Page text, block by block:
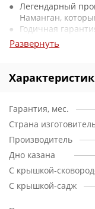
Легендарный
Наманган,
Годичная
Тандем
максимально
большинство
Дно.Данная
часть и плоское
эксплуатацию на
кирпичная или
Ручки.
окружности
переносить его в
Развернуть
Гарантия, мес.
Страна
Производитель
Дно казана
С крышкой-
С крышкой-садж